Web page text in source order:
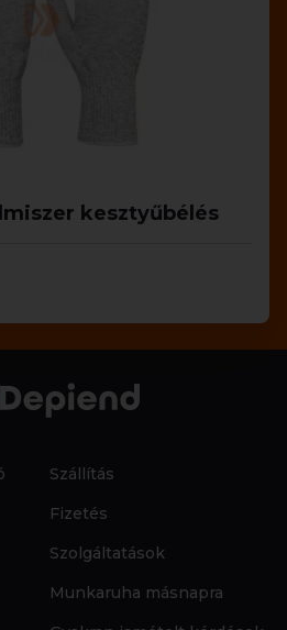
kesztyűbélés
Szállítás
Fizetés
Szolgáltatások
Munkaruha másnapra